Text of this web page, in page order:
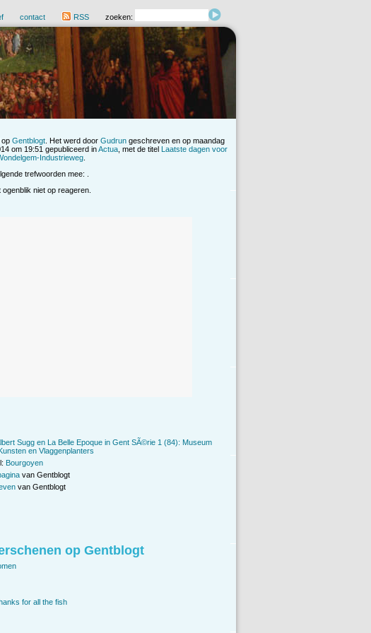
contact RSS zoeken:
op Gentblogt . Het werd door Gudrun geschreven en op maandag
om 19:51 gepubliceerd inActua , met de titel
Laatste dagen voor
Industrieweg
trefwoorden mee: .
ogenblik niet op reageren.
Sugg en La Belle Epoque in Gent SÃ©rie 1 (84): Museum
en Vlaggenplanters
Bourgoyen
van Gentblogt
van Gentblogt
op Gentblogt
for all the fish